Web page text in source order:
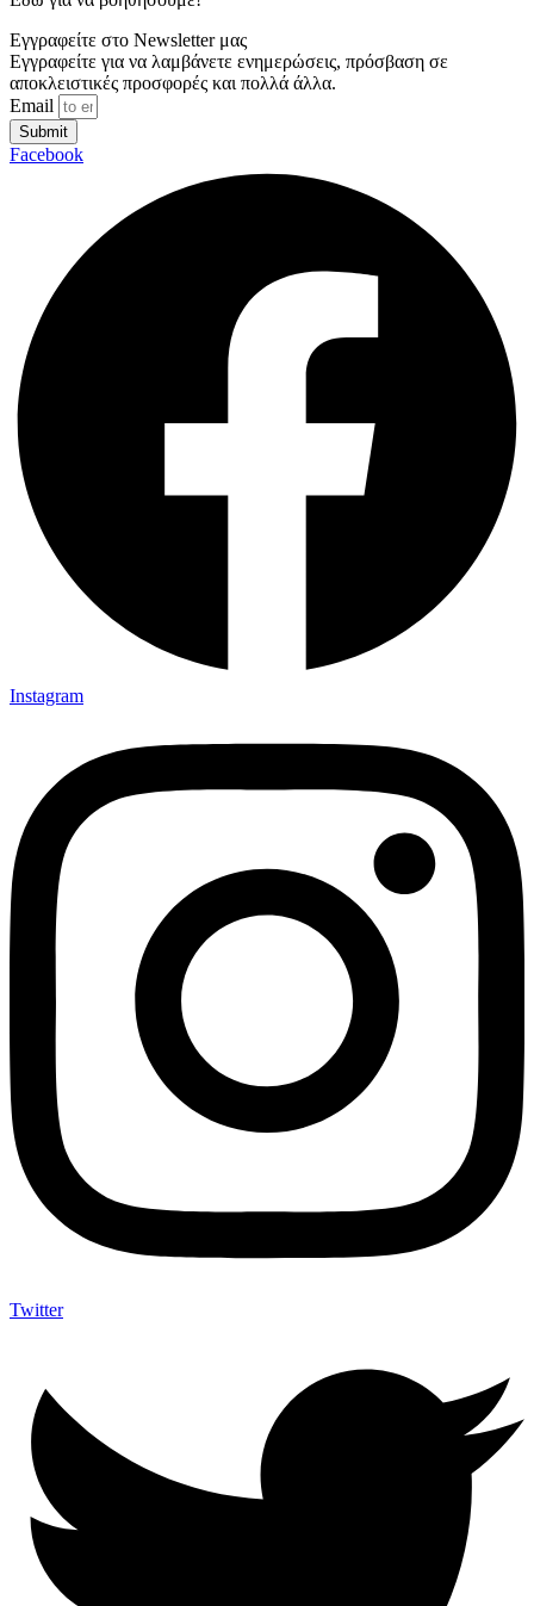
Εγγραφείτε στο Newsletter μας
Εγγραφείτε για να λαμβάνετε ενημερώσεις, πρόσβαση σε
αποκλειστικές προσφορές και πολλά άλλα.
Email
Submit
Facebook
Instagram
Twitter